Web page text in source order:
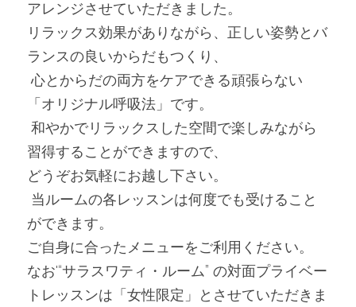
アレンジさせていただきました。
リラックス効果がありながら、正しい姿勢とバ
ランスの良いからだもつくり、
心とからだの両方をケアできる頑張らない
「オリジナル呼吸法」です。
習得することができますので、
どうぞお気軽にお越し下さい。
ができます。
ご自身に合ったメニューをご利用ください。
なお'“サラスワティ・ルーム” の対面プライベー
トレッスンは「女性限定」とさせていただきま